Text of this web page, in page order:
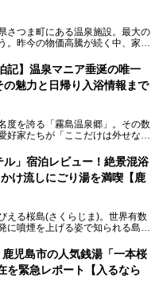
さつま町にある温泉施設。最大の
。昨今の物価高騰が続く中、家族
格を維持。
しのツルツル美肌湯を堪能できる
上全国の温泉を巡った筆者の経
ても決して過言ではありません。
家族風呂・大衆風呂・宿泊施設に
す！
記】温泉マニア垂涎の唯一
魅力と日帰り入浴情報まで
度を誇る「霧島温泉郷」。その数
好家たちが「ここだけは外せな
体験できない絶妙なバランスの
その極上の湯を心ゆくまで堪能す
お湯のちからと宿の魅力を詳しく
方のための「日帰り入浴情報」も
も唸らせる“生きたお湯”の正体に
ル」宿泊レビュー！絶景混浴
け流しにごり湯を満喫【鹿
える桜島(さくらじま)。世界有数
に噴煙を上げる姿で知られる島で
、錦江湾に面した絶景混浴露天風
け流しのにごり湯は、多くの温泉
。
鹿児島市の人気銭湯「一本桜
を緊急レポート【入るなら